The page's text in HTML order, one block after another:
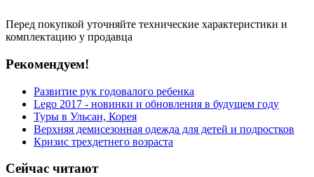
Перед покупкой уточняйте технические характеристики и
комплектацию у продавца
Рекомендуем!
Развитие рук годовалого ребенка
Lego 2017 - новинки и обновления в будущем году
Туры в Ульсан, Корея
Верхняя демисезонная одежда для детей и подростков
Кризис трехдетнего возраста
Сейчас читают